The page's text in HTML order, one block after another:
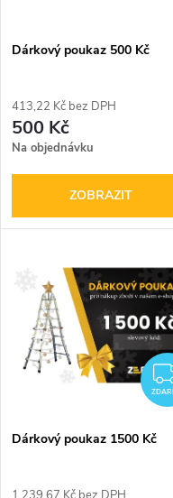
p
r
o
u
ů
s
r
o
d
Dárkový poukaz 500 Kč
413,22 Kč bez DPH
500 Kč
Na objednávku
ZOBRAZIT
Dárkový poukaz 1500 Kč